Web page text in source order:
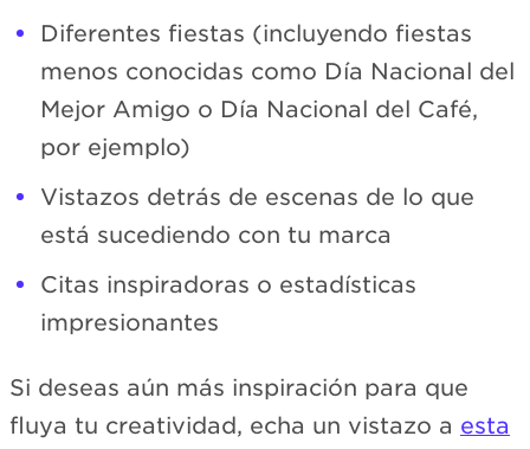
Diferentes fiestas (incluyendo fiestas
menos conocidas como Día Nacional del
Mejor Amigo o Día Nacional del Café,
por ejemplo)
Vistazos detrás de escenas de lo que
está sucediendo con tu marca
Citas inspiradoras o estadísticas
impresionantes
Si deseas aún más inspiración para que
fluya tu creatividad, echa un vistazo a esta